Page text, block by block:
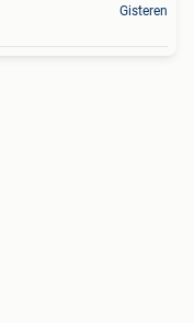
Gisteren